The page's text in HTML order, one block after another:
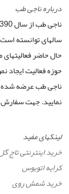
درباره ناجی طب
سالهای توانسته
حال حاضر
حوزه فعالیت ایجاد
ناجی طب عرضه شده
نمایید. جهت سفارش
لینکهای مفید
خرید اینترنتی تاج
کرایه اتوبوس
خرید شمش روی